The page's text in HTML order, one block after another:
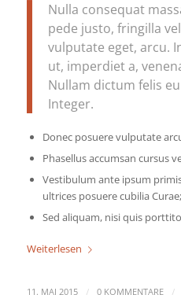
Nulla consequat
pede justo, fringilla
vulputate eget, arcu.
ut, imperdiet a,
Nullam dictum felis
Integer.
Donec posuere vulputate
Phasellus accumsan cursus
Vestibulum ante ipsum
ultrices posuere cubilia Curae;
Sed aliquam, nisi quis
Weiterlesen
11. MAI 2015 / 0 KOMMENTARE /